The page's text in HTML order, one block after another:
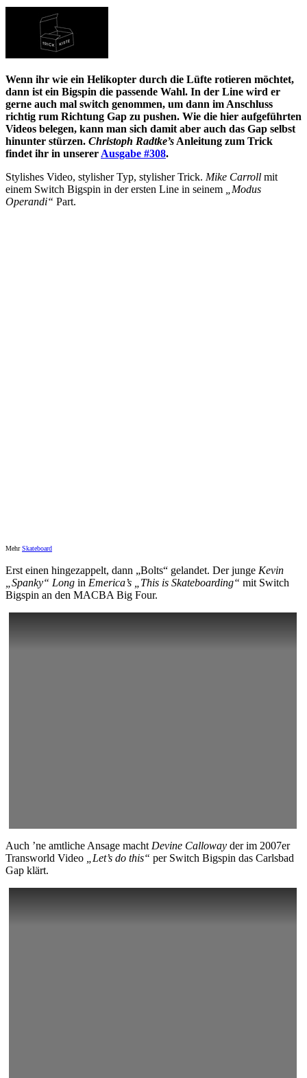
Wenn ihr wie ein Helikopter durch die Lüfte rotieren möchtet,
dann ist ein Bigspin die passende Wahl. In der Line wird er
gerne auch mal switch genommen, um dann im Anschluss
richtig rum Richtung Gap zu pushen. Wie die hier aufgeführten
Videos belegen, kann man sich damit aber auch das Gap selbst
hinunter stürzen. Christoph Radtke’sAnleitung zum Trick
findet ihr in unsererAusgabe #308.
Stylishes Video, stylisher Typ, stylisher Trick. Mike Carroll mit
einem Switch Bigspin in der ersten Line in seinem „Modus
Operandi“ Part.
MehrSkateboard
Erst einen hingezappelt, dann „Bolts“ gelandet. Der junge Kevin
„Spanky“ Long in Emerica’s „This is Skateboarding“ mit Switch
Bigspin an den MACBA Big Four.
Auch ’ne amtliche Ansage machtDevine Calloway der im 2007er
Transworld Video „Let’s do this“ per Switch Bigspin das Carlsbad
Gap klärt.